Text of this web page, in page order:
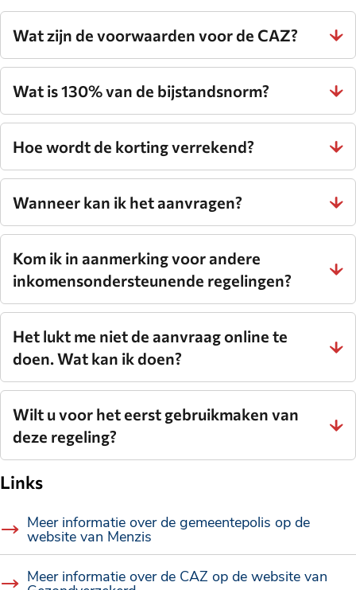
Wat zijn de voorwaarden voor de CAZ?
Wat is 130% van de bijstandsnorm?
Hoe wordt de korting verrekend?
Wanneer kan ik het aanvragen?
Kom ik in aanmerking voor andere
inkomensondersteunende regelingen?
Het lukt me niet de aanvraag online te
doen. Wat kan ik doen?
Wilt u voor het eerst gebruikmaken van
deze regeling?
Links
Meer informatie over de gemeentepolis op de
website van Menzis
Meer informatie over de CAZ op de website van